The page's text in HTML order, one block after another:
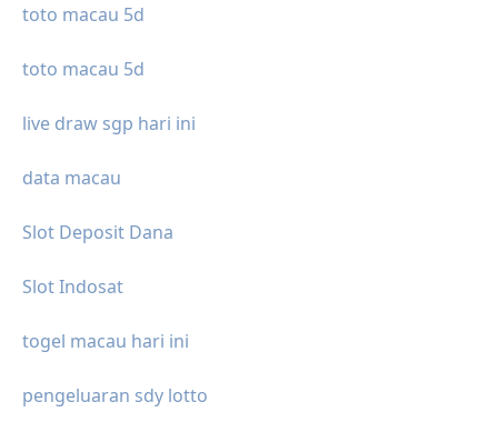
toto macau 5d
toto macau 5d
live draw sgp hari ini
data macau
Slot Deposit Dana
Slot Indosat
togel macau hari ini
pengeluaran sdy lotto